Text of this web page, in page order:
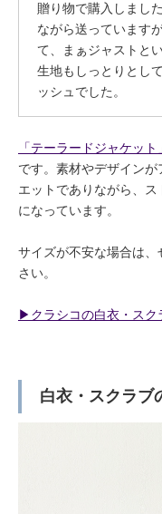
贈り物で購入しまし
ながら送っています
て、まぁジャストと
生地もしっとりとし
ッシュでした。
「テーラードジャケット」
です。素材やデザイン
エットでありながら、
になっています。
サイズが不安な場合は
さい。
▶︎クラシコの白衣・スク
白衣・スクラブ